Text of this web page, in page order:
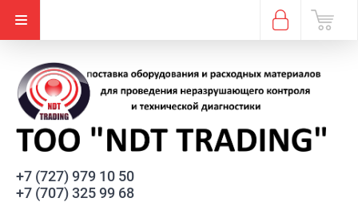
+7 (727) 979 10 50
+7 (707) 325 99 68